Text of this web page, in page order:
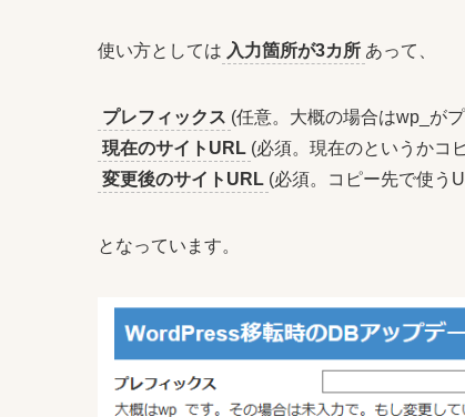
使い方としては 入力箇所が3カ所 あって、
プレフィックス (任意。大概の場合はwp_が
現在のサイトURL (必須。現在のというかコ
変更後のサイトURL (必須。コピー先で使う
となっています。